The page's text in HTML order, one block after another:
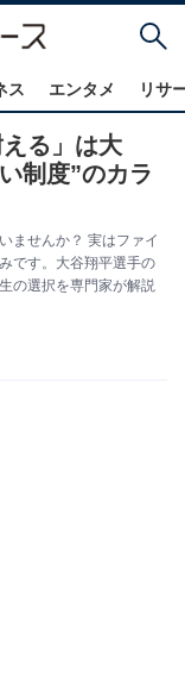
ス エンタメ リサ
える」は大
制度”のカラ
ませんか？ 実はファイ
です。大谷翔平選手の
の選択を専門家が解説